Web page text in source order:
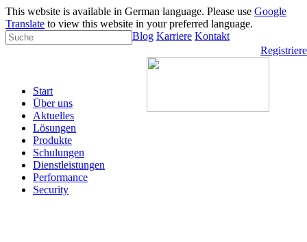
This website is available in German language. Please use Google
Translate to view this website in your preferred language.
Blog Karriere Kontakt
Start
Über uns
Aktuelles
Lösungen
Produkte
Schulungen
Dienstleistungen
Performance
Security